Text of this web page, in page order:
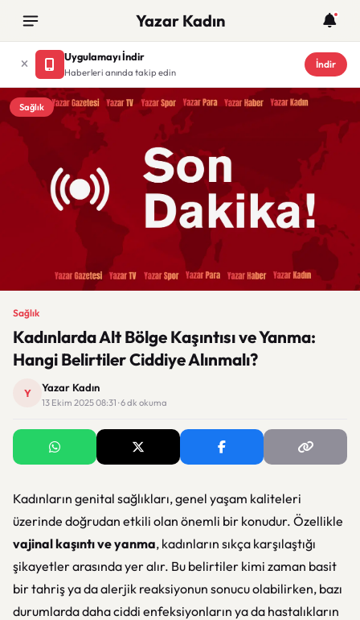
Yazar Kadın
Uygulamayı İndir
Haberleri anında takip edin
İndir
Sağlık
Sağlık
Kadınlarda Alt Bölge Kaşıntısı ve Yanma:
Hangi Belirtiler Ciddiye Alınmalı?
Y Yazar Kadın
13 Ekim 2025 08:31 · 6 dk okuma
Kadınların genital sağlıkları, genel yaşam kaliteleri
üzerinde doğrudan etkili olan önemli bir konudur. Özellikle
vajinal kaşıntı ve yanma, kadınların sıkça karşılaştığı
şikayetler arasında yer alır. Bu belirtiler kimi zaman basit
bir tahriş ya da alerjik reaksiyonun sonucu olabilirken, bazı
durumlarda daha ciddi enfeksiyonların ya da hastalıkların